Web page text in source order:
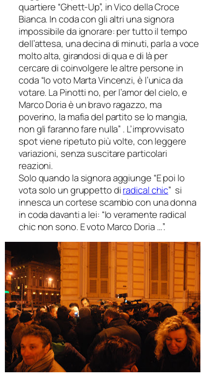
quartiere “Ghett-Up”, in Vico della Croce
Bianca. In coda con gli altri una signora
impossibile da ignorare: per tutto il tempo
dell’attesa, una decina di minuti, parla a voce
molto alta, girandosi di qua e di là per
cercare di coinvolgere le altre persone in
coda “Io voto Marta Vincenzi, è l’unica da
votare. La Pinotti no, per l’amor del cielo, e
Marco Doria è un bravo ragazzo, ma
poverino, la mafia del partito se lo mangia,
non gli faranno fare nulla” . L’improvvisato
spot viene ripetuto più volte, con leggere
variazioni, senza suscitare particolari
reazioni.
Solo quando la signora aggiunge “E poi lo
vota solo un gruppetto diradical chic” si
innesca un cortese scambio con una donna
in coda davanti a lei: “Io veramente radical
chicnon sono. E voto Marco Doria …”.